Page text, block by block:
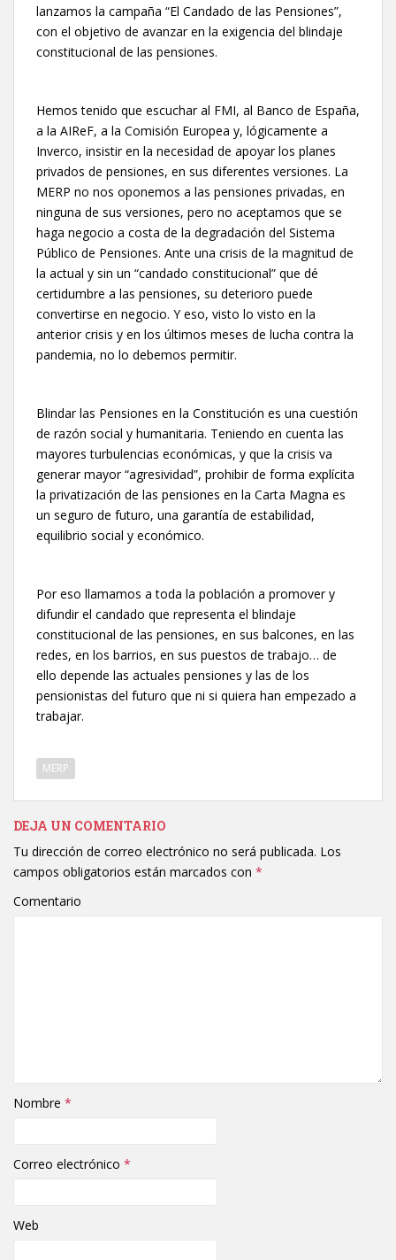
lanzamos la campaña “El Candado de las Pensiones”,
con el objetivo de avanzar en la exigencia del blindaje
constitucional de las pensiones.
Hemos tenido que escuchar al FMI, al Banco de España,
a la AIReF, a la Comisión Europea y, lógicamente a
Inverco, insistir en la necesidad de apoyar los planes
privados de pensiones, en sus diferentes versiones. La
MERP no nos oponemos a las pensiones privadas, en
ninguna de sus versiones, pero no aceptamos que se
haga negocio a costa de la degradación del Sistema
Público de Pensiones. Ante una crisis de la magnitud de
la actual y sin un “candado constitucional” que dé
certidumbre a las pensiones, su deterioro puede
convertirse en negocio. Y eso, visto lo visto en la
anterior crisis y en los últimos meses de lucha contra la
pandemia, no lo debemos permitir.
Blindar las Pensiones en la Constitución es una cuestión
de razón social y humanitaria. Teniendo en cuenta las
mayores turbulencias económicas, y que la crisis va
generar mayor “agresividad”, prohibir de forma explícita
la privatización de las pensiones en la Carta Magna es
un seguro de futuro, una garantía de estabilidad,
equilibrio social y económico.
Por eso llamamos a toda la población a promover y
difundir el candado que representa el blindaje
constitucional de las pensiones, en sus balcones, en las
redes, en los barrios, en sus puestos de trabajo… de
ello depende las actuales pensiones y las de los
pensionistas del futuro que ni si quiera han empezado a
trabajar.
MERP
DEJA UN COMENTARIO
Tu dirección de correo electrónico no será publicada. Los
campos obligatorios están marcados con *
Comentario
Nombre *
Correo electrónico *
Web